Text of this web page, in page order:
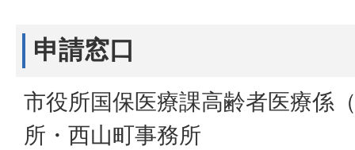
申請窓口
市役所国保医療課高齢者医療係
所・西山町事務所